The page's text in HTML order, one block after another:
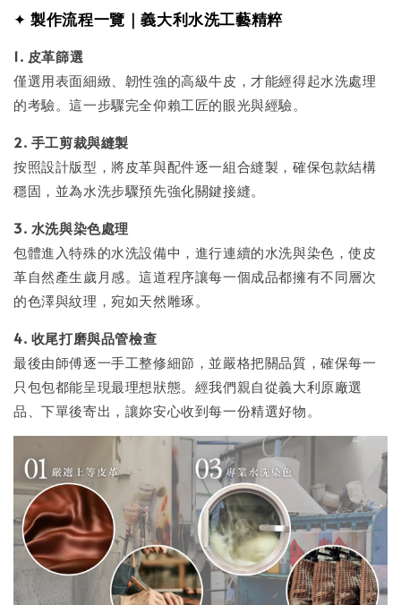
✦ 製作流程一覽｜義大利水洗工藝精粹
1. 皮革篩選
僅選用表面細緻、韌性強的高級牛皮，才能經得起水洗處理
的考驗。這一步驟完全仰賴工匠的眼光與經驗。
2. 手工剪裁與縫製
按照設計版型，將皮革與配件逐一組合縫製，確保包款結構
穩固，並為水洗步驟預先強化關鍵接縫。
3. 水洗與染色處理
包體進入特殊的水洗設備中，進行連續的水洗與染色，使皮
革自然產生歲月感。這道程序讓每一個成品都擁有不同層次
的色澤與紋理，宛如天然雕琢。
4. 收尾打磨與品管檢查
最後由師傅逐一手工整修細節，並嚴格把關品質，確保每一
只包包都能呈現最理想狀態。經我們親自從義大利原廠選
品、下單後寄出，讓妳安心收到每一份精選好物。